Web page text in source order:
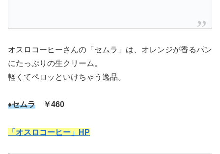
オスロコーヒーさんの「セムラ」は、オレンジが香るパン
にたっぷりの生クリーム。
軽くてペロッといけちゃう逸品。
♦セムラ ￥460
「オスロコーヒー」HP